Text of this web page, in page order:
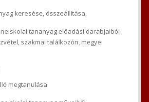
keresése, összeállítása,
tananyag előadási darabjaiból
szakmai találkozón, megyei
megtanulása